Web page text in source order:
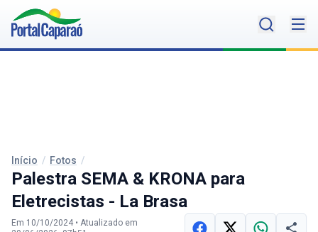
Início / Fotos /
Palestra SEMA & KRONA para
Eletrecistas - La Brasa
Em 10/10/2024 • Atualizado em